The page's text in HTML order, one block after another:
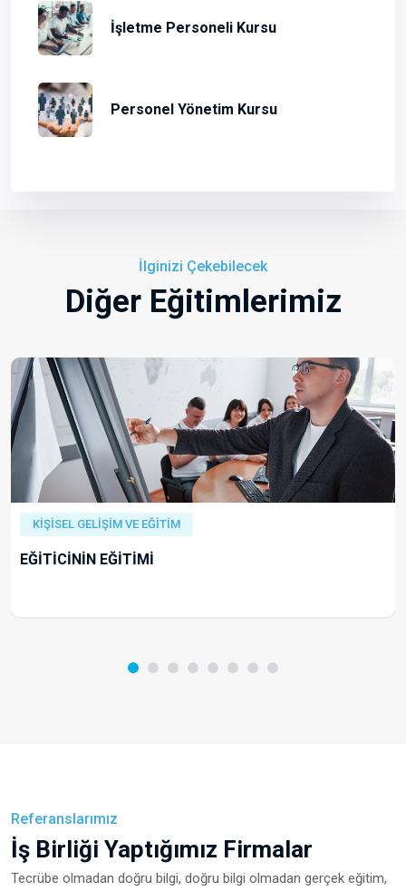
İşletme Personeli Kursu
Personel Yönetim Kursu
İlginizi Çekebilecek
Diğer Eğitimlerimiz
KİŞİSEL GELİŞİM VE EĞİTİM
EĞİTİCİNİN EĞİTİMİ
Referanslarımız
İş Birliği Yaptığımız Firmalar
Tecrübe olmadan doğru bilgi, doğru bilgi olmadan gerçek eğitim,